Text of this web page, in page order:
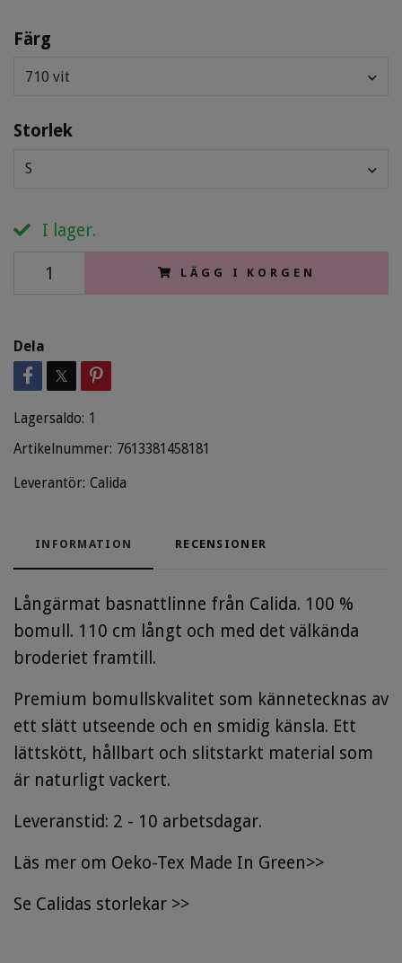
Färg
710 vit
Storlek
S
I lager.
LÄGG I KORGEN
Dela
Lagersaldo: 1
Artikelnummer: 7613381458181
Leverantör: Calida
INFORMATION RECENSIONER
Långärmat basnattlinne från Calida. 100 %
bomull. 110 cm långt och med det välkända
broderiet framtill.
Premium bomullskvalitet som kännetecknas av
ett slätt utseende och en smidig känsla. Ett
lättskött, hållbart och slitstarkt material som
är naturligt vackert.
Leveranstid: 2 - 10 arbetsdagar.
Läs mer om Oeko-Tex Made In Green>>
Se Calidas storlekar >>